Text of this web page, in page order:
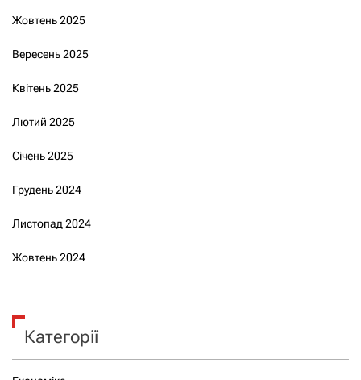
Жовтень 2025
Вересень 2025
Квітень 2025
Лютий 2025
Січень 2025
Грудень 2024
Листопад 2024
Жовтень 2024
Категорії